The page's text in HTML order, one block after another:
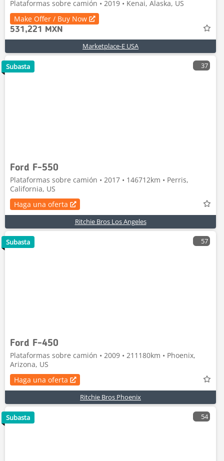
Plataformas sobre camión • 2019 • Kenai, Alaska, US
Make Offer / Buy Now
531,221 MXN
Marketplace-E USA
37
Ford F-550
Plataformas sobre camión • 2017 • 146712km • Perris,
California, US
Haga una oferta
Ritchie Bros Los Angeles
Subasta
57
Ford F-450
Plataformas sobre camión • 2009 • 211180km • Phoenix,
Arizona, US
Haga una oferta
Ritchie Bros Phoenix
Subasta
54
Subasta